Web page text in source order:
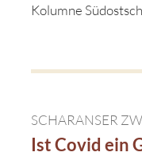
Kolumne
SCHARANSER
Ist Covid ein